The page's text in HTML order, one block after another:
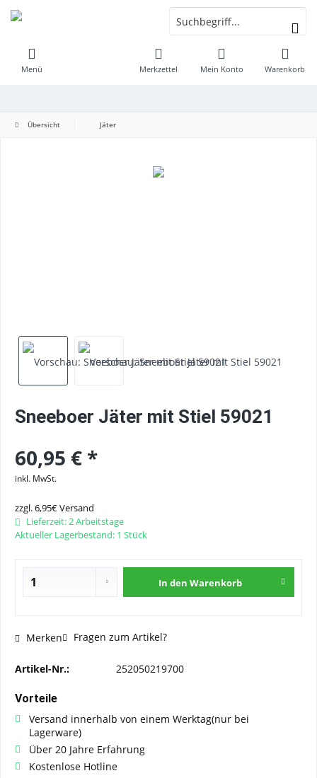
Menü Warenkorb
Merkzettel Mein Konto
Übersicht Jäter
Sneeboer Jäter mit Stiel 59021
60,95 € *
inkl. MwSt.
zzgl. 6,95€ Versand
Lieferzeit: 2 Arbeitstage
Aktueller Lagerbestand: 1 Stück
In den Warenkorb
Merken Fragen zum Artikel?
Artikel-Nr.: 252050219700
Vorteile
Versand innerhalb von einem Werktag(nur bei
Lagerware)
Über 20 Jahre Erfahrung
Kostenlose Hotline